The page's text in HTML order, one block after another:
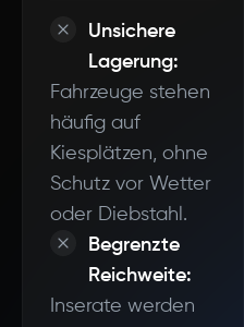
Unsichere
Lagerung:
Fahrzeuge stehen
häufig auf
Kiesplätzen, ohne
Schutz vor Wetter
oder Diebstahl.
Begrenzte
Reichweite:
Inserate werden